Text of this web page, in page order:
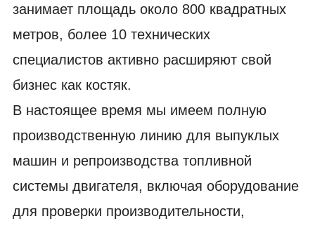
занимает площадь около 800 квадратных
метров, более 10 технических
специалистов активно расширяют свой
бизнес как костяк.
В настоящее время мы имеем полную
производственную линию для выпуклых
машин и репроизводства топливной
системы двигателя, включая оборудование
для проверки производительности,